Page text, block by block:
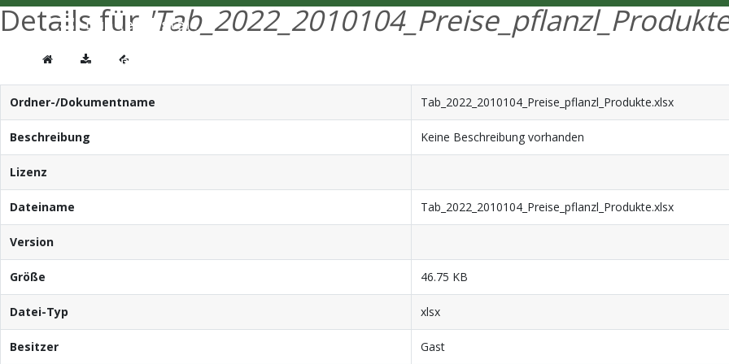
Details für
Ordner-/Dokumentname Tab_2022_2010104_Preise_pflanzl_Produkte.xlsx
Beschreibung Keine Beschreibung vorhanden
Lizenz
Dateiname Tab_2022_2010104_Preise_pflanzl_Produkte.xlsx
Version
Größe 46.75 KB
Datei-Typ xlsx
Besitzer Gast